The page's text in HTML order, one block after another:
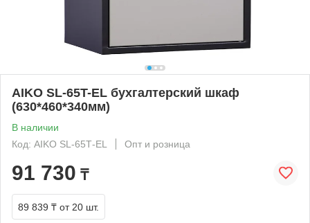
AIKO SL-65T-EL бухгалтерский шкаф
(630*460*340мм)
В наличии
Код: AIKO SL-65Т-EL
Опт и розница
91 730 ₸
89 839 ₸ от 20 шт.